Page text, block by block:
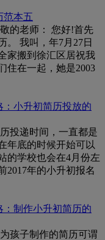
范本五
的老师： 您好!首先
。 我叫，年7月27日
家搬到徐汇区居祝我
住在一起，她是2003
小升初简历投放的
投递时间，一直都是
年底的时候开始可以
的学校也会在4月份左
2017年的小升初报名
制作小升初简历的
孩子制作的简历可谓